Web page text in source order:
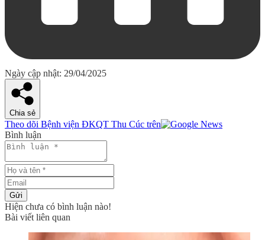
Ngày cập nhật: 29/04/2025
Chia sẻ
Theo dõi Bệnh viện ĐKQT Thu Cúc trên
Bình luận
Gửi
Hiện chưa có bình luận nào!
Bài viết liên quan